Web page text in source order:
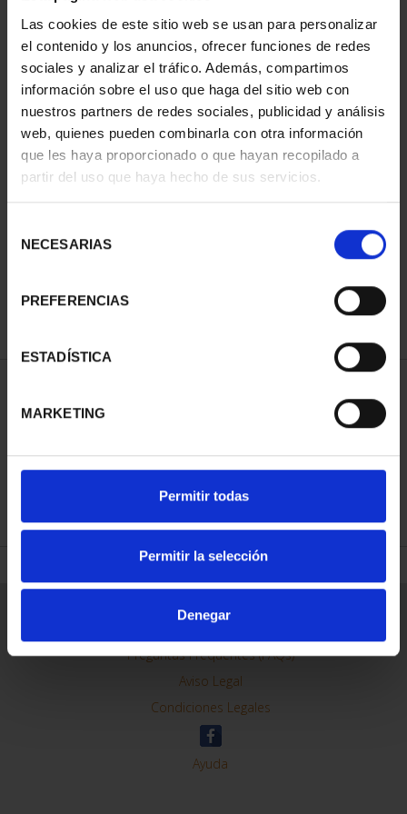
Las cookies de este sitio web se usan para personalizar
el contenido y los anuncios, ofrecer funciones de redes
sociales y analizar el tráfico. Además, compartimos
información sobre el uso que haga del sitio web con
nuestros partners de redes sociales, publicidad y análisis
web, quienes pueden combinarla con otra información
que les haya proporcionado o que hayan recopilado a
partir del uso que haya hecho de sus servicios.
NECESARIAS
PREFERENCIAS
ESTADÍSTICA
MARKETING
Permitir todas
Permitir la selección
Denegar
CAPITALES DE
PROVINCIA COLECCION
3.796,00 €
REFINAR
Información General
Contacto
Preguntas Frequentes (FAQs)
Aviso Legal
Condiciones Legales
Ayuda